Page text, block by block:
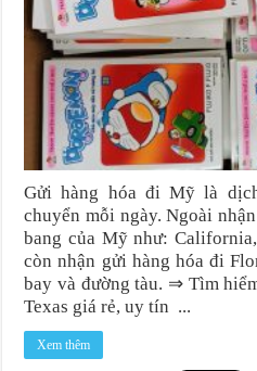
Gửi hàng hóa đi Mỹ là
chuyển mỗi ngày. Ngoài
bang của Mỹ như:
còn nhận gửi hàng hóa đi
bay và đường tàu. ⇒ Tìm
Texas giá rẻ, uy tín ...
Xem thêm